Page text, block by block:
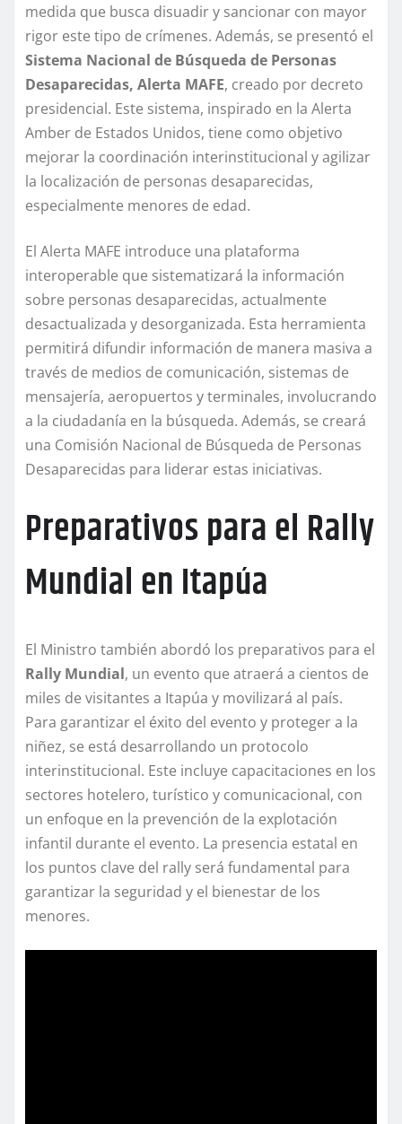
medida que busca disuadir y sancionar con mayor
rigor este tipo de crímenes. Además, se presentó el
Sistema Nacional de Búsqueda de Personas
Desaparecidas, Alerta MAFE, creado por decreto
presidencial. Este sistema, inspirado en la Alerta
Amber de Estados Unidos, tiene como objetivo
mejorar la coordinación interinstitucional y agilizar
la localización de personas desaparecidas,
especialmente menores de edad.
El Alerta MAFE introduce una plataforma
interoperable que sistematizará la información
sobre personas desaparecidas, actualmente
desactualizada y desorganizada. Esta herramienta
permitirá difundir información de manera masiva a
través de medios de comunicación, sistemas de
mensajería, aeropuertos y terminales, involucrando
a la ciudadanía en la búsqueda. Además, se creará
una Comisión Nacional de Búsqueda de Personas
Desaparecidas para liderar estas iniciativas.
Preparativos para el Rally
Mundial en Itapúa
El Ministro también abordó los preparativos para el
Rally Mundial, un evento que atraerá a cientos de
miles de visitantes a Itapúa y movilizará al país.
Para garantizar el éxito del evento y proteger a la
niñez, se está desarrollando un protocolo
interinstitucional. Este incluye capacitaciones en los
sectores hotelero, turístico y comunicacional, con
un enfoque en la prevención de la explotación
infantil durante el evento. La presencia estatal en
los puntos clave del rally será fundamental para
garantizar la seguridad y el bienestar de los
menores.